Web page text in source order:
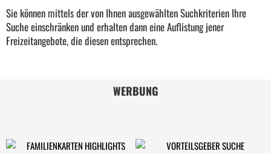
Sie können mittels der von Ihnen ausgewählten Suchkriterien Ihre
Suche einschränken und erhalten dann eine Auflistung jener
Freizeitangebote, die diesen entsprechen.
WERBUNG